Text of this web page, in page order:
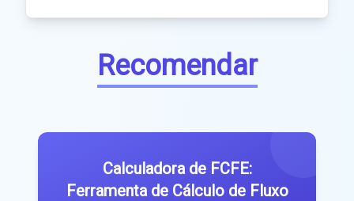
Recomendar
Calculadora de FCFE:
Ferramenta de Cálculo de Fluxo